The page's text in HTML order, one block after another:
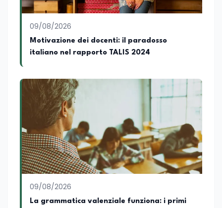
09/08/2026
Motivazione dei docenti: il paradosso
italiano nel rapporto TALIS 2024
09/08/2026
La grammatica valenziale funziona: i primi